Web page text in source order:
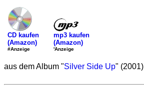
CD kaufen
(Amazon)
#Anzeige
mp3 kaufen
(Amazon)
'Anzeige
aus dem Album "Silver Side Up" (2001)